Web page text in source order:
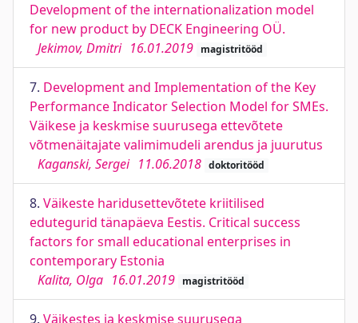
Development of the internationalization model
for new product by DECK Engineering OÜ.
Jekimov, Dmitri 16.01.2019 magistritööd
7. Development and Implementation of the Key
Performance Indicator Selection Model for SMEs.
Väikese ja keskmise suurusega ettevõtete
võtmenäitajate valimimudeli arendus ja juurutus
Kaganski, Sergei 11.06.2018 doktoritööd
8. Väikeste haridusettevõtete kriitilised
edutegurid tänapäeva Eestis. Critical success
factors for small educational enterprises in
contemporary Estonia
Kalita, Olga 16.01.2019 magistritööd
9. Väikestes ja keskmise suurusega